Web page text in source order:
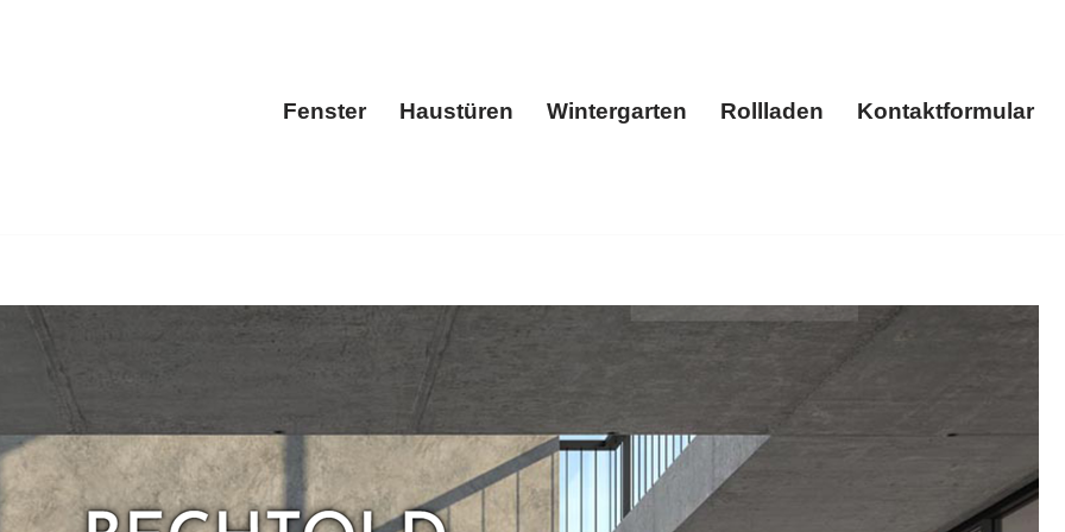
Fenster Haustüren Wintergarten Rollladen Kontaktformular